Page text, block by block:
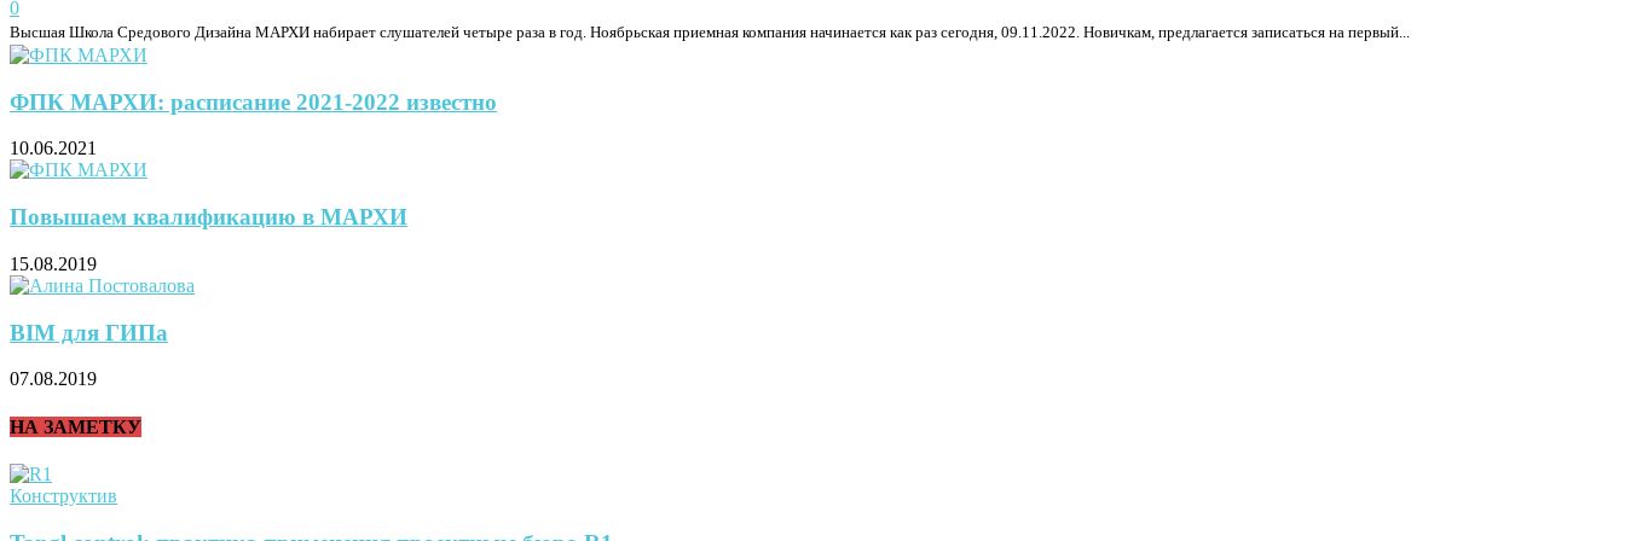
0
Высшая Школа Средового Дизайна МАРХИ набирает слушателей четыре раза в год. Ноябрьская приемная компания начинается как раз сегодня, 09.11.2022. Новичкам, предлагается записаться на первый...
ФПК МАРХИ: расписание 2021-2022 известно
10.06.2021
Повышаем квалификацию в МАРХИ
15.08.2019
BIM для ГИПа
07.08.2019
НА ЗАМЕТКУ
Конструктив